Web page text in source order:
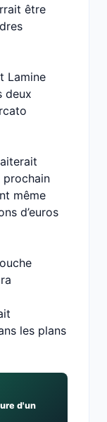
être
Lamine
deux
prochain
même
d’euros
les plans
d'un